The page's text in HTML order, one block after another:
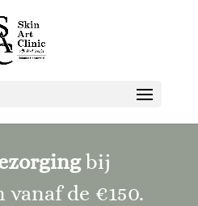
bij
vanaf de €150.